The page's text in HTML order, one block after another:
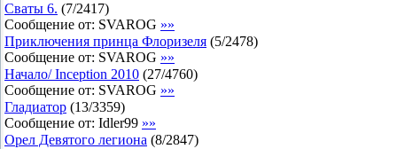
Сваты 6. (7/2417)
Сообщение от: SVAROG »»
Приключения принца Флоризеля (5/2478)
Сообщение от: SVAROG »»
Начало/ Inception 2010 (27/4760)
Сообщение от: SVAROG »»
Гладиатор (13/3359)
Сообщение от: Idler99 »»
Орел Девятого легиона (8/2847)